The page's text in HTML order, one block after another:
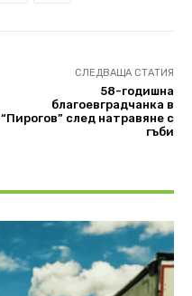
СЛЕДВАЩА СТАТИЯ
58-годишна
благоевградчанка в
“Пирогов” след натравяне с
гъби